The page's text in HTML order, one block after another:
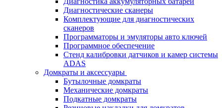
Диагностические сканеры
Комплектующие для диагностических
сканеров
Программаторы и эмуляторы авто ключей
Программное обеспечение
Стенд калибровки датчиков и камер системы
ADAS
Домкраты и аксессуары
Бутылочные домкраты
Механические домкраты
Подкатные домкраты